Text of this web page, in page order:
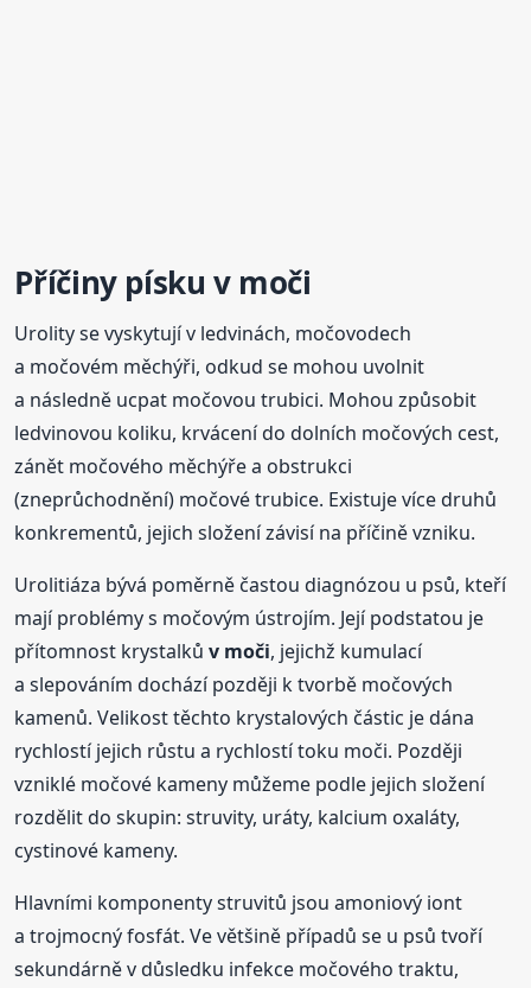
Příčiny pískuv moči
Urolity se vyskytují v ledvinách, močovodech
a močovém měchýři, odkud se mohou uvolnit
a následně ucpat močovou trubici. Mohou způsobit
ledvinovou koliku, krvácení do dolních močových cest,
zánět močového měchýře a obstrukci
(zneprůchodnění) močové trubice. Existuje více druhů
konkrementů, jejich složení závisí na příčině vzniku.
Urolitiáza bývá poměrně častou diagnózou u psů, kteří
mají problémy s močovým ústrojím. Její podstatou je
přítomnost krystalkův moči, jejichž kumulací
a slepováním dochází později k tvorbě močových
kamenů. Velikost těchto krystalových částic je dána
rychlostí jejich růstu a rychlostí toku moči. Později
vzniklé močové kameny můžeme podle jejich složení
rozdělit do skupin: struvity, uráty, kalcium oxaláty,
cystinové kameny.
Hlavními komponenty struvitů jsou amoniový iont
a trojmocný fosfát. Ve většině případů se u psů tvoří
sekundárně v důsledku infekce močového traktu,